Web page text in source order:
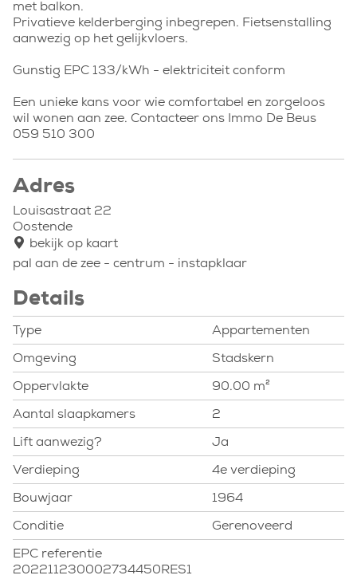
met balkon.
Privatieve kelderberging inbegrepen. Fietsenstalling
aanwezig op het gelijkvloers.
Gunstig EPC 133/kWh - elektriciteit conform
Een unieke kans voor wie comfortabel en zorgeloos
wil wonen aan zee. Contacteer ons Immo De Beus
059 510 300
Adres
Louisastraat 22
Oostende
bekijk op kaart
pal aan de zee - centrum - instapklaar
Details
Type Appartementen
Omgeving Stadskern
Oppervlakte 90.00 m²
Aantal slaapkamers 2
Lift aanwezig? Ja
Verdieping 4e verdieping
Bouwjaar 1964
Conditie Gerenoveerd
EPC referentie
202211230002734450RES1